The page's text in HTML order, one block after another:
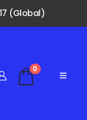
(Global)
0